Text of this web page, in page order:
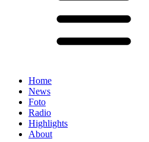
Home
News
Foto
Radio
Highlights
About